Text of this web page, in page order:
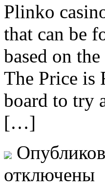
Plinko
that can be
based on
The Price is
board to try
[…]
отключены